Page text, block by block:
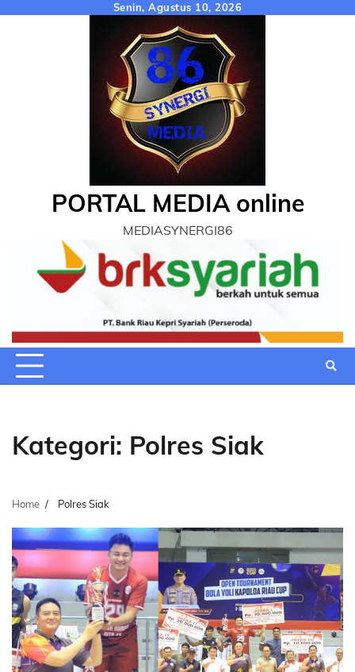
Senin, Agustus 10, 2026
PORTAL MEDIA online
MEDIASYNERGI86
Kategori: Polres Siak
Home Polres Siak